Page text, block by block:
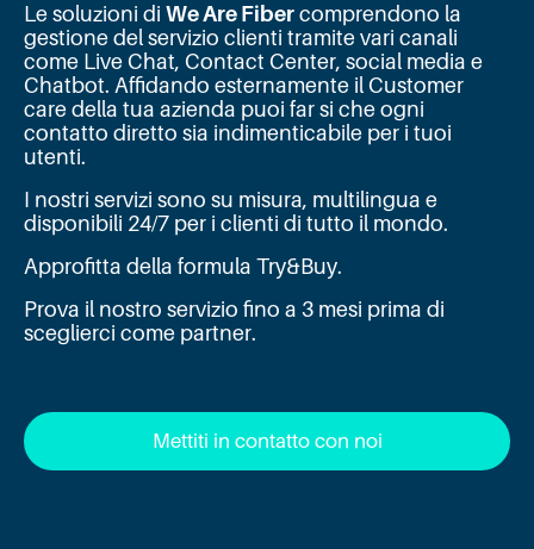
Le soluzioni di We Are Fiber comprendono la
gestione del servizio clienti tramite vari canali
come Live Chat, Contact Center, social media e
Chatbot. Affidando esternamente il Customer
care della tua azienda puoi far si che ogni
contatto diretto sia indimenticabile per i tuoi
utenti.
I nostri servizi sono su misura, multilingua e
disponibili 24/7 per i clienti di tutto il mondo.
Approfitta della formula Try&Buy.
Prova il nostro servizio fino a 3 mesi prima di
sceglierci come partner.
Mettiti in contatto con noi